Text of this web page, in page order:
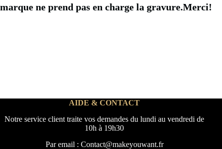
marque ne prend pas en charge la gravure.Merci!
AIDE & CONTACT
Notre service client traite vos demandes du lundi au vendredi de
10h à 19h30
Par email : Contact@makeyouwant.fr